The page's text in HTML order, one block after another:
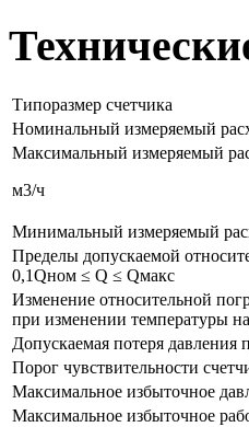
Типоразмер счетчика
Номинальный измеряемый
Максимальный измеряемый
м3/ч
Минимальный измеряемый
Пределы допускаемой
0,1Qном ≤ Q ≤ Qмакс
Изменение относительной
при изменении температуры
Допускаемая потеря давления
Порог чувствительности
Максимальное избыточное
Максимальное избыточное